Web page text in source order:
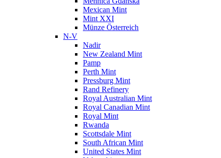
Mexican Mint
Mint XXI
Münze Österreich
N-V
Nadir
New Zealand Mint
Pamp
Perth Mint
Pressburg Mint
Rand Refinery
Royal Australian Mint
Royal Canadian Mint
Royal Mint
Rwanda
Scottsdale Mint
South African Mint
United States Mint